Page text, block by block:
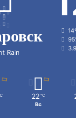
Rain
22 ℃
Вс